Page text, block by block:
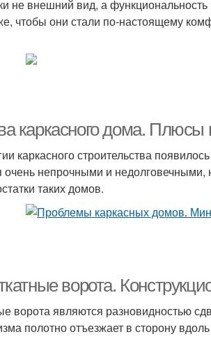
не внешний вид, а
чтобы они стали по-настоящему
каркасного дома.
каркасного строительства
очень непрочными и
таких домов.
ворота.
ворота являются разновидностью
полотно отъезжает в сторону